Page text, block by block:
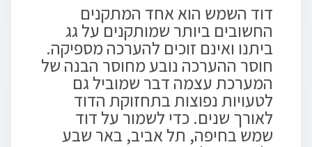
דוד השמש הוא אחד המתקנים
החשובים ביותר שמותקנים על גג
ביתנו ואינם זוכים להערכה מספיקה.
חוסר ההערכה נובע מחוסר הבנה של
המערכת עצמה דבר שמוביל גם
לטעויות נפוצות בתחזוקת הדוד
לאורך שנים. כדי לשמור על דוד
שמש בחיפה, תל אביב, באר שבע